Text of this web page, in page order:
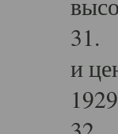
31.
и